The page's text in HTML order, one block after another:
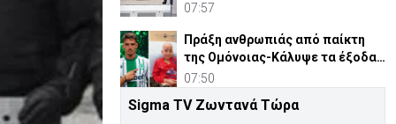
07:57
Πράξη ανθρωπιάς από παίκτη
της Ομόνοιας-Κάλυψε τα έξοδα
νοσηλείας παιδιού
07:50
30 χρόνια από τις δολοφονίες
Sigma TV Ζωντανά Τώρα